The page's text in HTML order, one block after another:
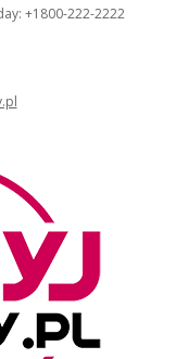
+1800-222-2222